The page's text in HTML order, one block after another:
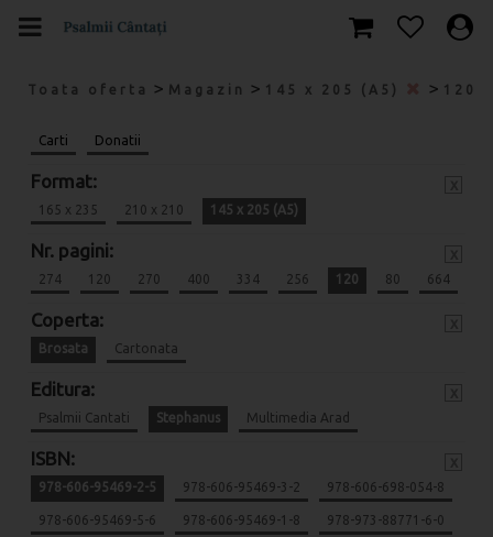
Toata oferta > Magazin > 145 x 205 (A5) > 120
Carti Donatii
Format:
165 x 235 210 x 210 145 x 205 (A5)
Nr. pagini:
274 120 270 400 334 256 120 80 664
Coperta:
Brosata Cartonata
Editura:
Psalmii Cantati Stephanus Multimedia Arad
ISBN:
978-606-95469-2-5 978-606-95469-3-2 978-606-698-054-8
978-606-95469-5-6 978-606-95469-1-8 978-973-88771-6-0